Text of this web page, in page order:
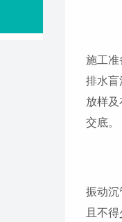
施工准
排水盲
放样
交底。
振动沉
且不